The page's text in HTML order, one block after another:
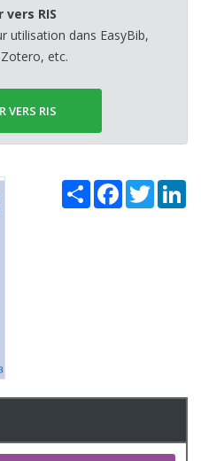
vers RIS
utilisation dans EasyBib,
etc.
VERS RIS
Share Facebook
Twitter